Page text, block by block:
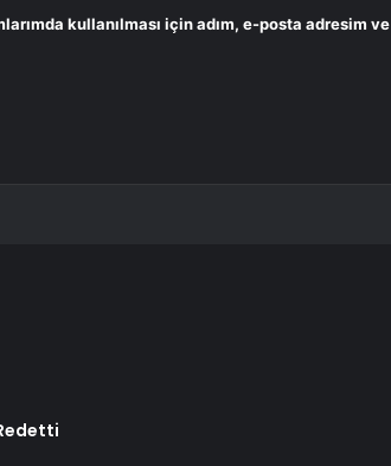
kullanılması için adım, e-posta adresim